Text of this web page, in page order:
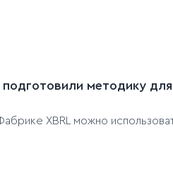
методику для
XBRL можно